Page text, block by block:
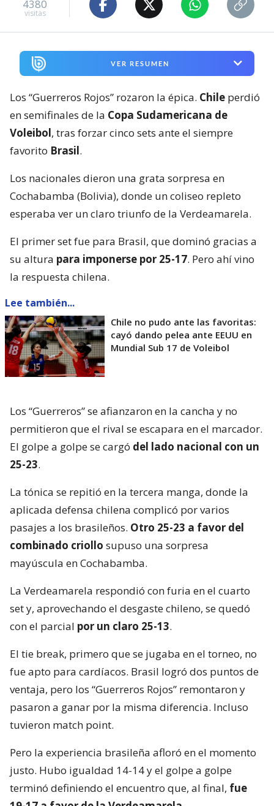
4380
visitas
VER RESUMEN
Los “Guerreros Rojos” rozaron la épica. Chile perdió
en semifinales de la Copa Sudamericana de
Voleibol, tras forzar cinco sets ante el siempre
favorito Brasil.
Los nacionales dieron una grata sorpresa en
Cochabamba (Bolivia), donde un coliseo repleto
esperaba ver un claro triunfo de la Verdeamarela.
El primer set fue para Brasil, que dominó gracias a
su altura para imponerse por 25-17. Pero ahí vino
la respuesta chilena.
Lee también...
Chile no pudo ante las favoritas:
cayó dando pelea ante EEUU en
Mundial Sub 17 de Voleibol
Los “Guerreros” se afianzaron en la cancha y no
permitieron que el rival se escapara en el marcador.
El golpe a golpe se cargó del lado nacional con un
25-23.
La tónica se repitió en la tercera manga, donde la
aplicada defensa chilena complicó por varios
pasajes a los brasileños. Otro 25-23 a favor del
combinado criollo supuso una sorpresa
mayúscula en Cochabamba.
La Verdeamarela respondió con furia en el cuarto
set y, aprovechando el desgaste chileno, se quedó
con el parcial por un claro 25-13.
El tie break, primero que se jugaba en el torneo, no
fue apto para cardíacos. Brasil logró dos puntos de
ventaja, pero los “Guerreros Rojos” remontaron y
pasaron a ganar por la misma diferencia. Incluso
tuvieron match point.
Pero la experiencia brasileña afloró en el momento
justo. Hubo igualdad 14-14 y el golpe a golpe
terminó definiendo el encuentro que, al final, fue